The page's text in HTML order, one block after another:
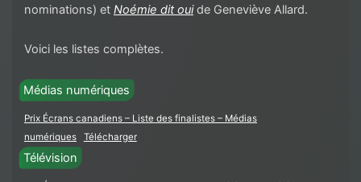
nominations) et Noémie dit ouide Geneviève Allard.
Voici les listes complètes.
Médias numériques
Prix Écrans canadiens – Liste des finalistes – Médias
numériques
Télécharger
Télévision